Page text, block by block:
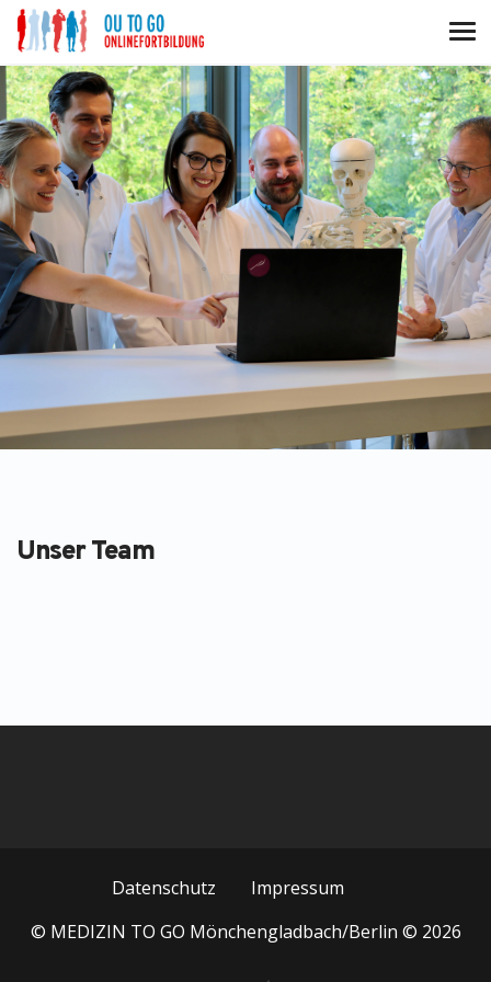
Unser Team
Datenschutz
Impressum
© MEDIZIN TO GO Mönchengladbach/Berlin © 2026